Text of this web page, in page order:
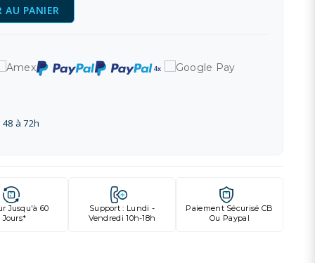
AU PANIER
à 72h
Jusqu'à 60
Jours*
Support : Lundi -
Vendredi 10h-18h
Paiement Sécurisé CB
Ou Paypal